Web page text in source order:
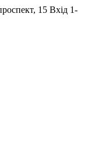
15 Вхід 1-